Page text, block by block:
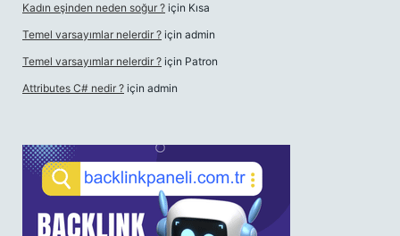
Kadın eşinden neden soğur ? için Kısa
Temel varsayımlar nelerdir ? için admin
Temel varsayımlar nelerdir ? için Patron
Attributes C# nedir ? için admin